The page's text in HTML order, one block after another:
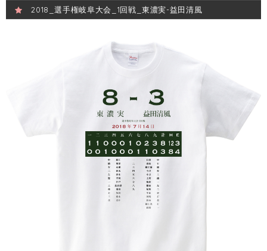
2018_選手権岐阜大会_1回戦_東濃実-益田清風